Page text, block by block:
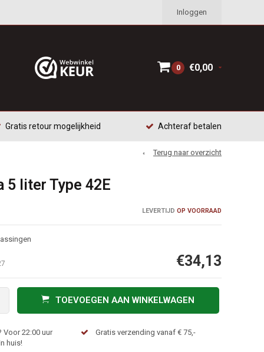
Inloggen
0 €0,00
Gratis retour mogelijkheid Achteraf betalen
Terug naar overzicht
5 liter Type 42E
LEVERTIJD OP VOORRAAD
€34,13
TOEVOEGEN AAN WINKELWAGEN
Voor 22:00 uur
huis!
Gratis verzending vanaf € 75,-